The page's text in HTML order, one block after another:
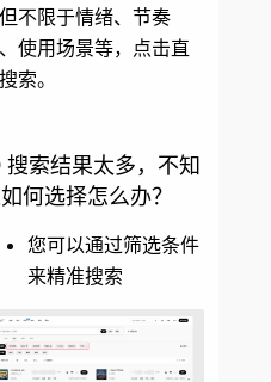
不限于情绪、节奏
使用场景等，点击直
索。
索结果太多，不知
何选择怎么办？
您可以通过筛选条件
来精准搜索